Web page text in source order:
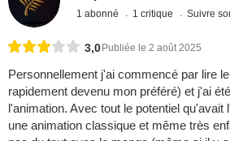
1 abonné 1 critique Suivre
3,0Publiée le 2 août 2025
Personnellement j'ai commencé par lire
rapidement devenu mon préféré) et j'ai
l'animation. Avec tout le potentiel qu'avait
une animation classique et même très